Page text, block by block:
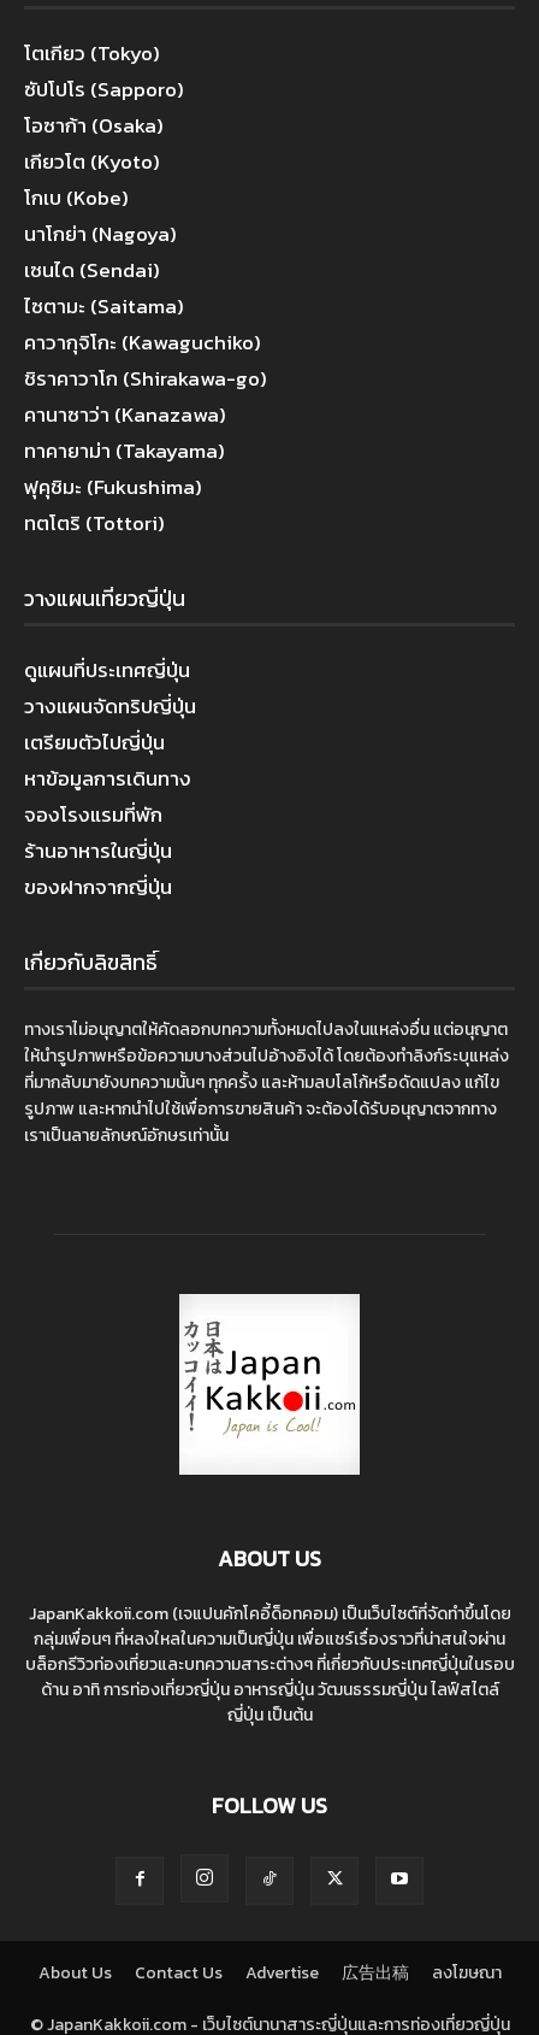
โตเกียว (Tokyo)
ซัปโปโร (Sapporo)
โอซาก้า (Osaka)
เกียวโต (Kyoto)
โกเบ (Kobe)
นาโกย่า (Nagoya)
เซนได (Sendai)
ไซตามะ (Saitama)
คาวากุจิโกะ (Kawaguchiko)
ชิราคาวาโก (Shirakawa-go)
คานาซาว่า (Kanazawa)
ทาคายาม่า (Takayama)
ฟุคุชิมะ (Fukushima)
ทตโตริ (Tottori)
วางแผนเที่ยวญี่ปุ่น
ดูแผนที่ประเทศญี่ปุ่น
วางแผนจัดทริปญี่ปุ่น
เตรียมตัวไปญี่ปุ่น
หาข้อมูลการเดินทาง
จองโรงแรมที่พัก
ร้านอาหารในญี่ปุ่น
ของฝากจากญี่ปุ่น
เกี่ยวกับลิขสิทธิ์
ทางเราไม่อนุญาตให้คัดลอกบทความทั้งหมดไปลงในแหล่งอื่น แต่อนุญาต
ให้นำรูปภาพหรือข้อความบางส่วนไปอ้างอิงได้ โดยต้องทำลิงก์ระบุแหล่ง
ที่มากลับมายังบทความนั้นๆ ทุกครั้ง และห้ามลบโลโก้หรือดัดแปลง แก้ไข
รูปภาพ และหากนำไปใช้เพื่อการขายสินค้า จะต้องได้รับอนุญาตจากทาง
เราเป็นลายลักษณ์อักษรเท่านั้น
ABOUT US
JapanKakkoii.com (เจแปนคักโคอี้ด็อทคอม) เป็นเว็บไซต์ที่จัดทำขึ้นโดย
กลุ่มเพื่อนๆ ที่หลงใหลในความเป็นญี่ปุ่น เพื่อแชร์เรื่องราวที่น่าสนใจผ่าน
บล็อกรีวิวท่องเที่ยวและบทความสาระต่างๆ ที่เกี่ยวกับประเทศญี่ปุ่นในรอบ
ด้าน อาทิ การท่องเที่ยวญี่ปุ่น อาหารญี่ปุ่น วัฒนธรรมญี่ปุ่น ไลฟ์สไตล์
ญี่ปุ่น เป็นต้น
FOLLOW US
About Us Contact Us Advertise 広告出稿 ลงโฆษณา
© JapanKakkoii.com - เว็บไซต์นานาสาระญี่ปุ่นและการท่องเที่ยวญี่ปุ่น